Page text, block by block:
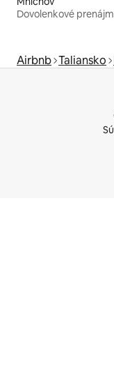
Dovolenkové
Airbnb Taliansko